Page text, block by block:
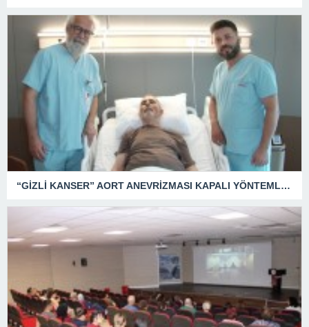
“GİZLİ KANSER” AORT ANEVRİZMASI KAPALI YÖNTEMLE TEDAVİ EDİLDİ